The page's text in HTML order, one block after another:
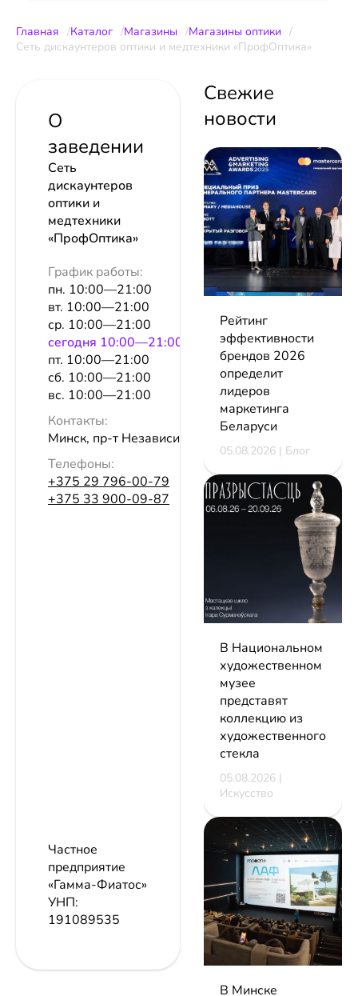
Главная Каталог Магазины
Магазины оптики
Сеть дискаунтеров оптики и медтехники «ПрофОптика»
О
заведении
Сеть
дискаунтеров
оптики и
медтехники
«ПрофОптика»
График работы:
пн. 10:00—21:00
вт. 10:00—21:00
ср. 10:00—21:00
сeгодня 10:00—21:00
пт. 10:00—21:00
сб. 10:00—21:00
вс. 10:00—21:00
Контакты:
Минск, пр-т Независимости, 181
Телефоны:
+375 29 796-00-79
+375 33 900-09-87
Частное
предприятие
«Гамма-Фиатос»
УНП:
191089535
Свежие
новости
Рейтинг
эффективности
брендов 2026
определит
лидеров
маркетинга
Беларуси
05.08.2026 | Блог
В Национальном
художественном
музее
представят
коллекцию из
художественного
стекла
05.08.2026 |
Искусство
В Минске